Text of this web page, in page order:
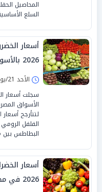
المحاصيل
السلع الأساسية
2026 بالأسواق
الأحد 21/يونيو/2026 - 08:30 ص
سجلت أسعار
البطاطس بين «10 إلى 15
2026 في مصر